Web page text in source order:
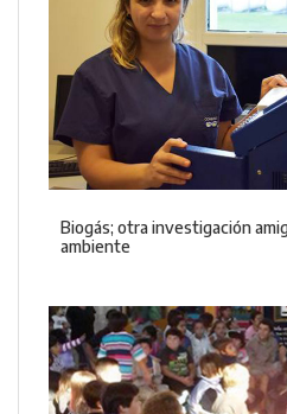
Biogás; otra investigación
ambiente